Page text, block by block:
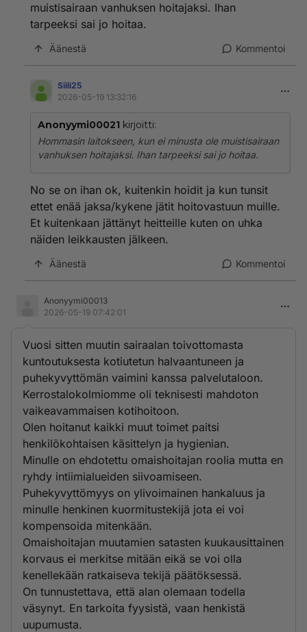
muistisairaan vanhuksen hoitajaksi. Ihan
tarpeeksi sai jo hoitaa.
Äänestä Kommentoi
Siili25
2026-05-19 13:32:16
Anonyymi00021 kirjoitti:
Hommasin laitokseen, kun ei minusta ole muistisairaan
vanhuksen hoitajaksi. Ihan tarpeeksi sai jo hoitaa.
No se on ihan ok, kuitenkin hoidit ja kun tunsit
ettet enää jaksa/kykene jätit hoitovastuun muille.
Et kuitenkaan jättänyt heitteille kuten on uhka
näiden leikkausten jälkeen.
Äänestä Kommentoi
Anonyymi00013
2026-05-19 07:42:01
Vuosi sitten muutin sairaalan toivottomasta
kuntoutuksesta kotiutetun halvaantuneen ja
puhekyvyttömän vaimini kanssa palvelutaloon.
Kerrostalokolmiomme oli teknisesti mahdoton
vaikeavammaisen kotihoitoon.
Olen hoitanut kaikki muut toimet paitsi
henkilökohtaisen käsittelyn ja hygienian.
Minulle on ehdotettu omaishoitajan roolia mutta en
ryhdy intiimialueiden siivoamiseen.
Puhekyvyttömyys on ylivoimainen hankaluus ja
minulle henkinen kuormitustekijä jota ei voi
kompensoida mitenkään.
Omaishoitajan muutamien satasten kuukausittainen
korvaus ei merkitse mitään eikä se voi olla
kenellekään ratkaiseva tekijä päätöksessä.
On tunnustettava, että alan olemaan todella
väsynyt. En tarkoita fyysistä, vaan henkistä
uupumusta.